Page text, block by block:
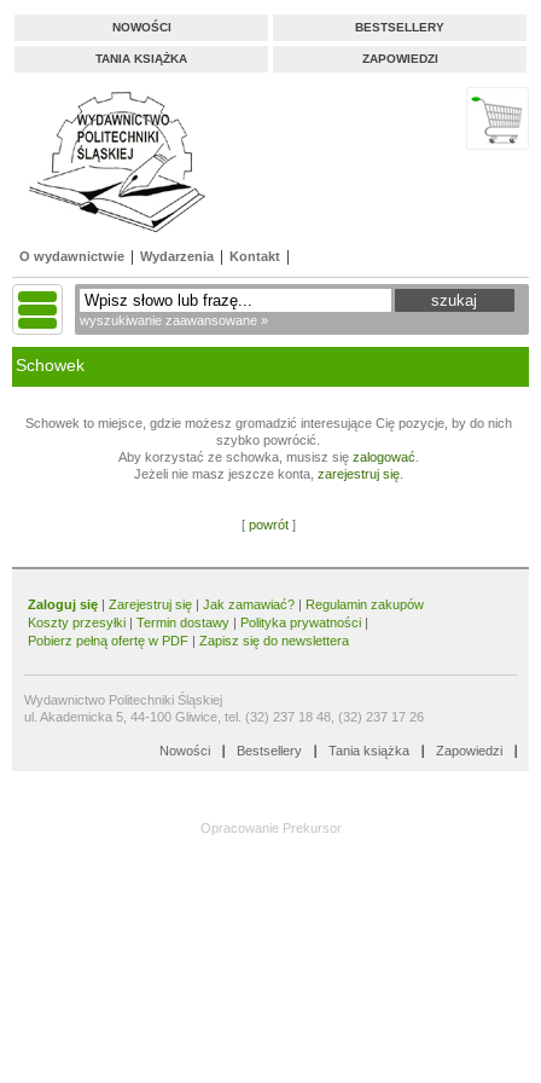
NOWOŚCI BESTSELLERY
TANIA KSIĄŻKA ZAPOWIEDZI
O wydawnictwie Wydarzenia Kontakt
wyszukiwanie zaawansowane »
Schowek
Schowek to miejsce, gdzie możesz gromadzić interesujące Cię pozycje, by do nich
szybko powrócić.
Aby korzystać ze schowka, musisz się zalogować
Jeżeli nie masz jeszcze konta, zarejestruj się.
[ powrót]
Zaloguj się | Zarejestruj się | Jak zamawiać? | Regulamin zakupów
Koszty przesyłki | Termin dostawy | Polityka prywatności |
Pobierz pełną ofertę w PDF | Zapisz się do newslettera
Wydawnictwo Politechniki Śląskiej
ul. Akademicka 5, 44-100 Gliwice, tel. (32) 237 18 48, (32) 237 17 26
Nowości Bestsellery Tania książka Zapowiedzi
Opracowanie Prekursor